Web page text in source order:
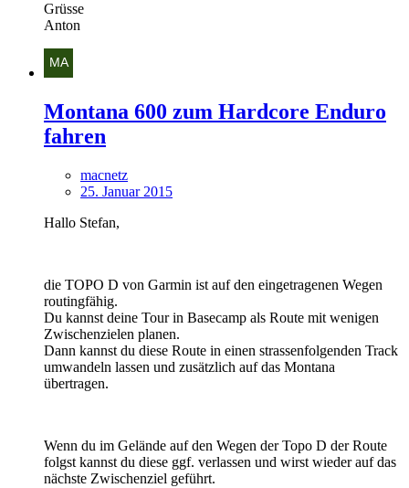
Grüsse
Anton
Montana 600 zum Hardcore Enduro
fahren
macnetz
25. Januar 2015
Hallo Stefan,
die TOPO D von Garmin ist auf den eingetragenen Wegen
routingfähig.
Du kannst deine Tour in Basecamp als Route mit wenigen
Zwischenzielen planen.
Dann kannst du diese Route in einen strassenfolgenden Track
umwandeln lassen und zusätzlich auf das Montana
übertragen.
Wenn du im Gelände auf den Wegen der Topo D der Route
folgst kannst du diese ggf. verlassen und wirst wieder auf das
nächste Zwischenziel geführt.